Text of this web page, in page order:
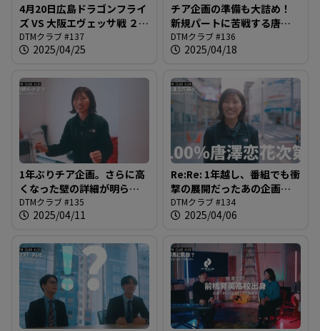
4月20日広島ドラゴンフライ
ズ VS 大阪エヴェッサ戦 ２回
目のチアダンス企画の結末
は…？＠DTMクラブ #137
DTMクラブ #137
2025/04/25
チア企画の準備も大詰め！
新規パートに苦戦する唐澤
さん。4月20日まであと数日
＠DTMクラブ #136
DTMクラブ #136
2025/04/18
1年ぶりチア企画。さらに高
くなった壁の詳細が明らか
に。最後は「運」が必要？
＠DTMクラブ #135
DTMクラブ #135
2025/04/11
Re:Re: 1年越し、番組でも衝
撃の展開だったあの企画が
再び！チア・リターンズ開
始！＠DTMクラブ #134
DTMクラブ #134
2025/04/06